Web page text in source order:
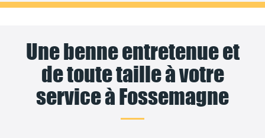
Une benne entretenue et
de toute taille à votre
service à Fossemagne